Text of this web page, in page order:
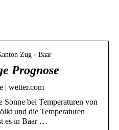
Zug › Baar
Prognose
| wetter.com
bei Temperaturen von
und die Temperaturen
es in Baar …